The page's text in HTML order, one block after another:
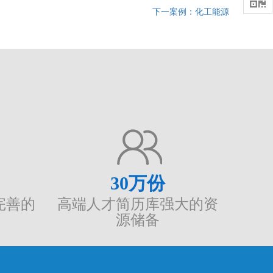
下一案例：化工能源
善的
30万份
高端人才简历库强大的资
源储备